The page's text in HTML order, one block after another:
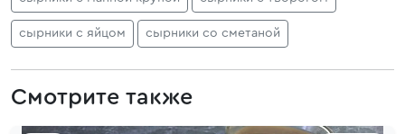
сырники с яйцом сырники со сметаной
Смотрите также